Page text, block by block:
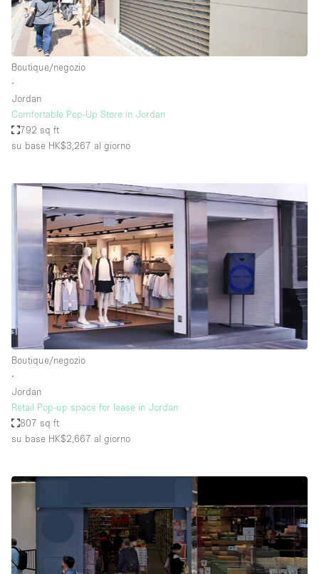
Boutique/negozio
∙
Jordan
Comfortable Pop-Up Store in Jordan
792 sq ft
su base HK$3,267 al giorno
Boutique/negozio
∙
Jordan
Retail Pop-up space for lease in Jordan
807 sq ft
su base HK$2,667 al giorno